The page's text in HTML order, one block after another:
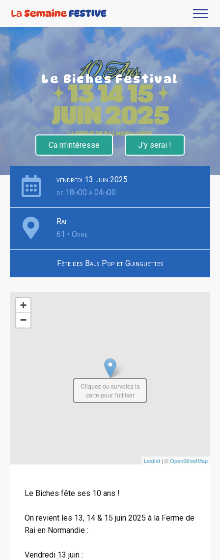
Le Biches Festival
Ca m'intéresse J'y serai !
vendredi 13 juin 2025
de 18h00 à 04h00
Rai
61 • Orne
Fête des Bals Pop et Guinguettes
+
−
Leaflet | ©OpenStreetMap
Cliquez ou survolez la
carte pour l'utiliser
Le Biches fête ses 10 ans !
On revient les 13, 14 & 15 juin 2025 à la Ferme de
Rai en Normandie :
Vendredi 13 juin :